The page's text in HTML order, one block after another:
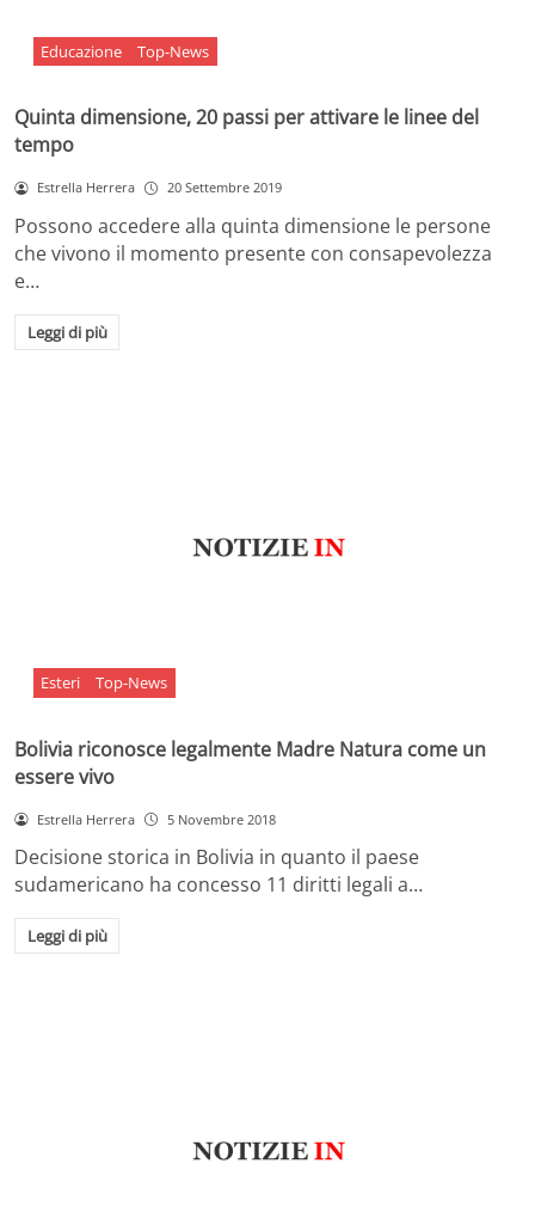
Educazione Top-News
Quinta dimensione, 20 passi per attivare le linee del
tempo
Estrella Herrera 20 Settembre 2019
Possono accedere alla quinta dimensione le persone
che vivono il momento presente con consapevolezza
e…
Leggi di più
Esteri Top-News
Bolivia riconosce legalmente Madre Natura come un
essere vivo
Estrella Herrera 5 Novembre 2018
Decisione storica in Bolivia in quanto il paese
sudamericano ha concesso 11 diritti legali a…
Leggi di più